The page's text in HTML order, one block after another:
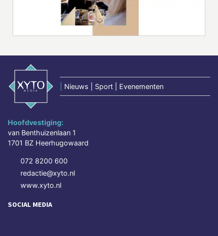
Nieuws | Sport | Evenementen
Hoofdvestiging:
van Benthuizenlaan 1
1701 BZ Heerhugowaard
072 8200 600
redactie@xyto.nl
www.xyto.nl
SOCIAL MEDIA